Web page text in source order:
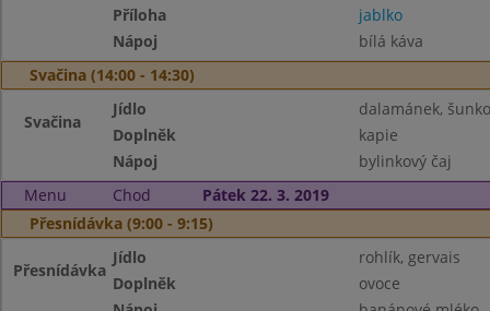
Příloha
jablko
Nápoj
bílá káva
Svačina (14:00 - 14:30)
Svačina
Jídlo
dalamánek,
Doplněk
kapie
Nápoj
bylinkový čaj
Menu
Chod
Pátek 22. 3. 2019
Přesnídávka (9:00 - 9:15)
Přesnídávka
Jídlo
rohlík, gervais
Doplněk
ovoce